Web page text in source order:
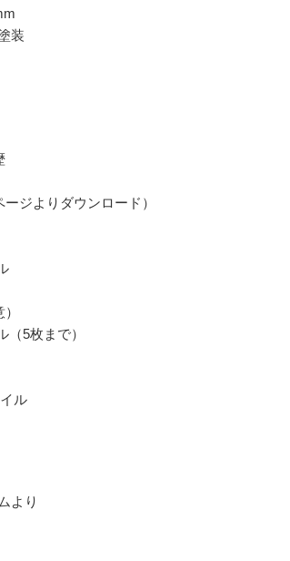
装
ジよりダウンロード）
5枚まで）
ル
より